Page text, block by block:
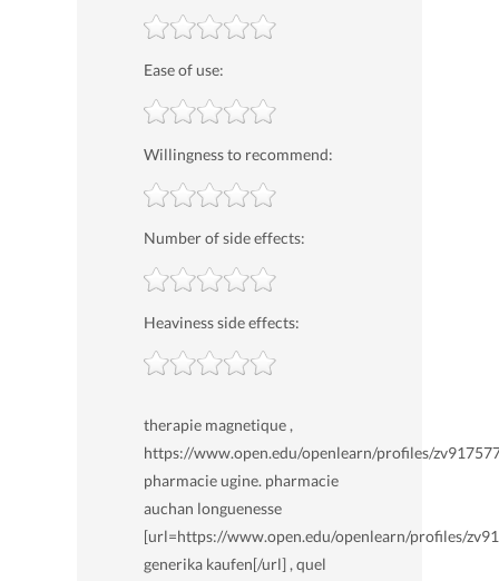
Ease of use:
Willingness to recommend:
Number of side effects:
Heaviness side effects:
therapie magnetique ,
https://www.open.edu/openlearn/profiles/
pharmacie ugine. pharmacie
auchan longuenesse
[url=https://www.open.edu/openlearn/profiles/
generika kaufen[/url] , quel